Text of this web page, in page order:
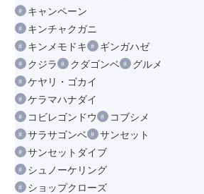
キャンペーン
キンチャクガニ
キンメモドキ
ギンガハゼ
クジラ
クダゴンベ
グルメ
ケヤリ・ゴカイ
ケラマハナダイ
コビレゴンドウ
コブシメ
サラサゴンベ
サンセット
サンセットダイブ
シュノーケリング
ショップクローズ